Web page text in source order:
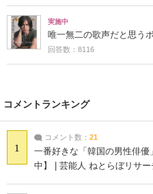
実施中
唯一無二の歌声だと思う
回答数：8116
コメントランキング
1
コメント数： 21
一番好きな「韓国の男性俳
中】 | 芸能人 ねとらぼリサー